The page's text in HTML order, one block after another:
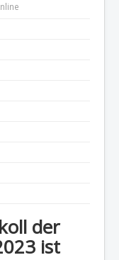
der
ist